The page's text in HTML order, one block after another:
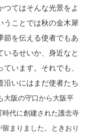
つてはそんな光景をよ
うことでは秋の金木犀
節を伝える使者でもあ
いるせいか、身近なと
います。それでも、
沿いにはまだ使者たち
大阪の守口から大阪平
時代に創建された護念寺
まりました。ときおり